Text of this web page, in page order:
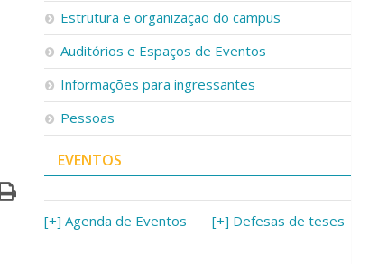
Estrutura e organização do campus
Auditórios e Espaços de Eventos
Informações para ingressantes
Pessoas
EVENTOS
[+] Agenda de Eventos [+] Defesas de teses